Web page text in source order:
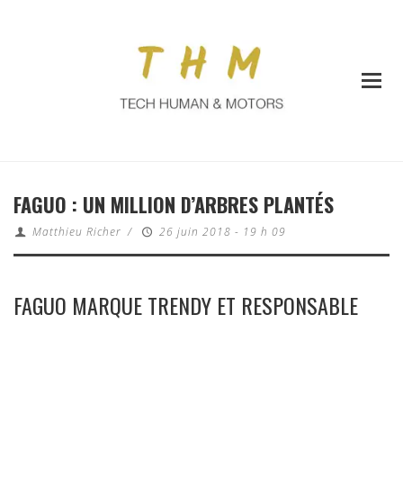
FAGUO : UN MILLION D’ARBRES PLANTÉS
Matthieu Richer / 26 juin 2018 - 19 h 09
FAGUO MARQUE TRENDY ET RESPONSABLE